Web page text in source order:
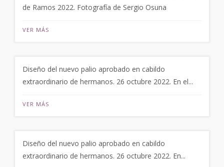
de Ramos 2022. Fotografía de Sergio Osuna
VER MÁS
Diseño del nuevo palio aprobado en cabildo
extraordinario de hermanos. 26 octubre 2022. En el...
VER MÁS
Diseño del nuevo palio aprobado en cabildo
extraordinario de hermanos. 26 octubre 2022. En...